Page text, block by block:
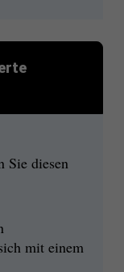
Sie diesen
mit einem